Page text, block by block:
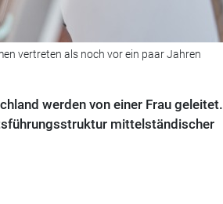
vertreten als noch vor ein paar Jahren
werden von einer Frau geleitet.
mittelständischer